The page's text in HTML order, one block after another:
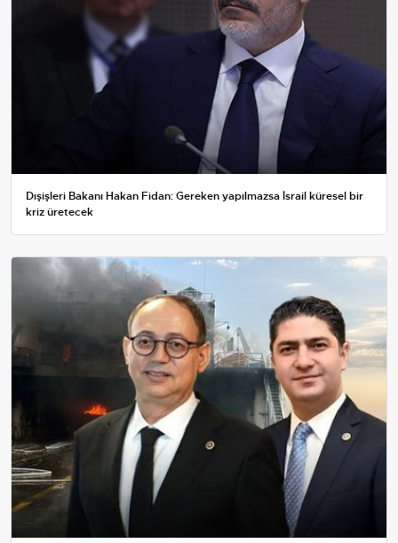
Dışişleri Bakanı Hakan Fidan: Gereken yapılmazsa İsrail küresel bir
kriz üretecek